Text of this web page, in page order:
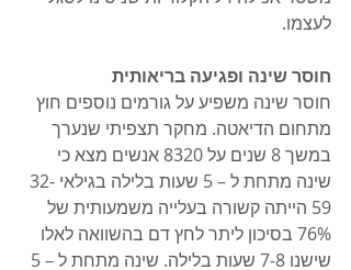
לעצמו.
חוסר שינה ופגיעה בריאותית
חוסר שינה משפיע על גורמים נוספים חוץ
מתחום הדיאטה. מחקר תצפיתי שנערך
במשך 8 שנים על 8320 אנשים מצא כי
שינה מתחת ל – 5 שעות בלילה בגילאי 32-
59 הייתה קשורה בעלייה משמעותית של
76% בסיכון ליתר לחץ דם בהשוואה לאלו